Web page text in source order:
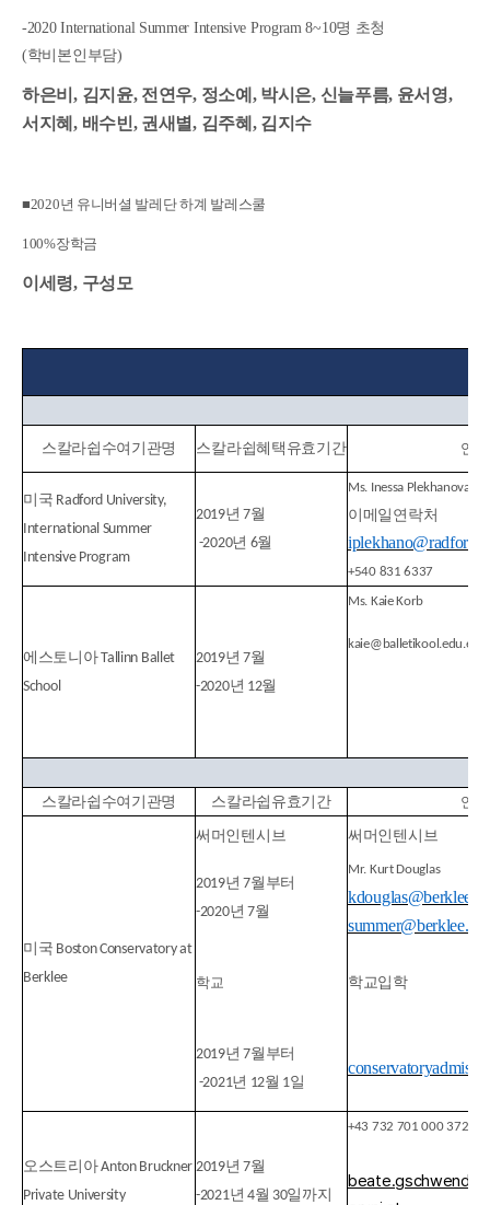
-2020 International Summer Intensive Program 8~10명 초청
(학비본인부담)
하은비, 김지윤, 전연우, 정소예 , 박시은, 신늘푸름, 윤서영,
서지혜, 배수빈, 권새별, 김주혜 , 김지수
■2020년 유니버셜 발레단 하계 발레스쿨
100%장학금
이세령, 구성모
스칼라쉽 수여 기관명 스칼라쉽혜택 유효기간 연
미국 Radford University,
International Summer
Intensive Program
2019년 7월
-2020년 6월
Ms. Inessa Plekhanova
이메일 연락처
+540 831 6337
에스토니아Tallinn Ballet
School
2019년 7월
-2020년 12월
Ms. Kaie Korb
kaie@balletikool.edu.ee
스칼라쉽 수여기관명 스칼라쉽 유효기간 연
미국 Boston Conservatory at
Berklee
써머 인텐시브 써머 인텐시브
2019년 7월부터
-2020년 7월
Mr. Kurt Douglas
학교 학교입학
2019년 7월부터
-2021년 12월 1일
오스트리아Anton Bruckner
Private University
2019년 7월
-2021년 4월 30일까지
+43 732 701 000 372